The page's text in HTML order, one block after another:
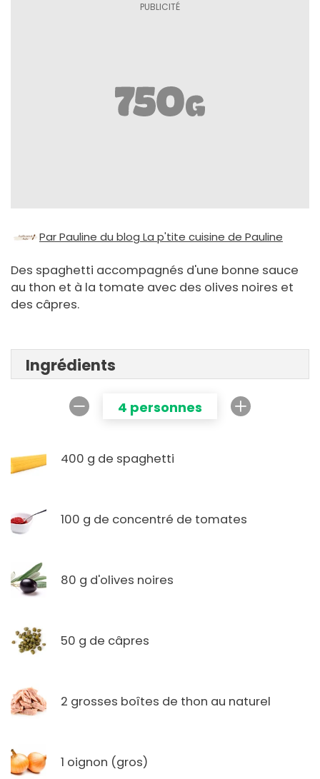
Par Pauline du blog La p'tite cuisine de Pauline
Des spaghetti accompagnés d'une bonne sauce
au thon et à la tomate avec des olives noires et
des câpres.
Ingrédients
4 personnes
400 g de spaghetti
100 g de concentré de tomates
80 g d'olives noires
50 g de câpres
2 grosses boîtes de thon au naturel
1 oignon (gros)